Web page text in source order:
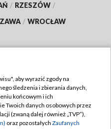
/ RZESZÓW /
/ WROCŁAW
TVP
aby wyrazić zgody na
śledzenia i zbierania danych,
końcowym i ich
Twoich danych osobowych przez
(zwaną dalej również „TVP”),
oraz pozostałych Zaufanych